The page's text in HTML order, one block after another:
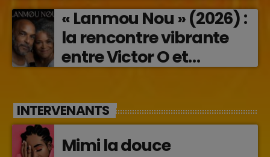
« Lanmou Nou » (2026) :
la rencontre vibrante
entre Victor O et
INTERVENANTS
Mimi la douce